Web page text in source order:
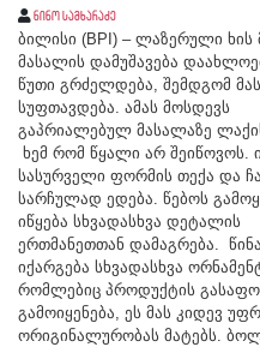
ნინო სამხარაძე
ბილისი (BPI) – ლაზერული
მასალის დამუშავება
წუთი გრძელდება, შემდგომ
სუფთავდება. ამას მოსდევს
გაპრიალებულ მასალაზე
ხემ რომ წყალი არ შეიწოვოს.
სასურველი ფორმის თექა და
სარჩულად ედება. წებოს
იწყება სხვადასხვა დეტალის
ერთმანეთთან დამაგრება.
იქარგება სხვადასხვა
რომლებიც პროდუქტის
გამოიყენება, ეს მას კიდევ
ორიგინალურობას მატებს.